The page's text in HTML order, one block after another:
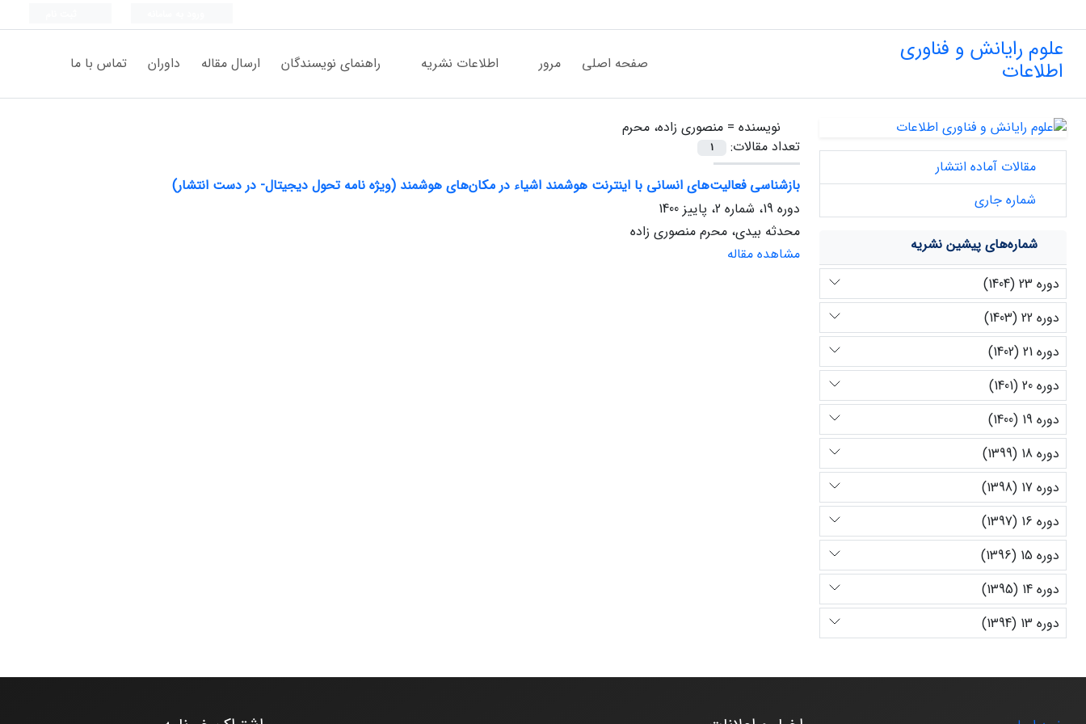
علوم رایانش و فناوری
اطلاعات صفحه اصلی مرور اطلاعات نشریه راهنمای نویسندگان ارسال مقاله داوران تماس با ما
نویسنده = منصوری زاده، محرم
تعداد مقالات:
1
بازشناسی فعالیت‌‌های انسانی با اینترنت هوشمند اشیاء در مکان‌‌های هوشمند (ویژه نامه تحول دیجیتال- در دست انتشار)
دوره 19، شماره 2، پاییز 1400
محدثه بیدی، محرم منصوری زاده
مشاهده مقاله
مقالات آماده انتشار
شماره جاری
شماره‌های پیشین نشریه
دوره 23 (1404)
دوره 22 (1403)
دوره 21 (1402)
دوره 20 (1401)
دوره 19 (1400)
دوره 18 (1399)
دوره 17 (1398)
دوره 16 (1397)
دوره 15 (1396)
دوره 14 (1395)
دوره 13 (1394)